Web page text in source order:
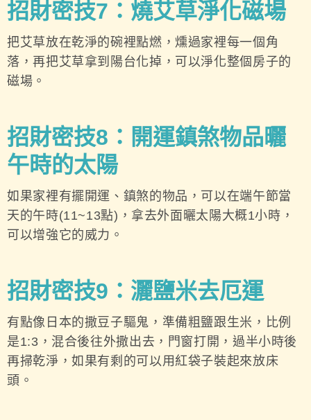
招財密技7：燒艾草淨化磁場
把艾草放在乾淨的碗裡點燃，燻過家裡每一個角
落，再把艾草拿到陽台化掉，可以淨化整個房子的
磁場。
招財密技8：開運鎮煞物品曬
午時的太陽
如果家裡有擺開運、鎮煞的物品，可以在端午節當
天的午時(11~13點)，拿去外面曬太陽大概1小時，
可以增強它的威力。
招財密技9：灑鹽米去厄運
有點像日本的撒豆子驅鬼，準備粗鹽跟生米，比例
是1:3，混合後往外撒出去，門窗打開，過半小時後
再掃乾淨，如果有剩的可以用紅袋子裝起來放床
頭。